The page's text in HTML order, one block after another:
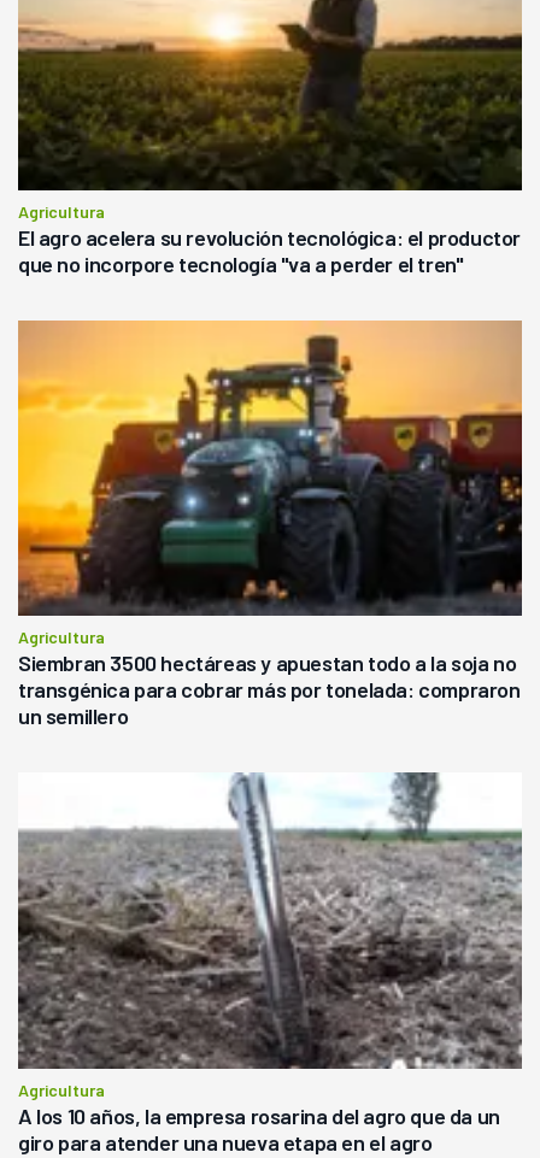
Agricultura
El agro acelera su revolución tecnológica: el productor
que no incorpore tecnología "va a perder el tren"
Agricultura
Siembran 3500 hectáreas y apuestan todo a la soja no
transgénica para cobrar más por tonelada: compraron
un semillero
Agricultura
A los 10 años, la empresa rosarina del agro que da un
giro para atender una nueva etapa en el agro